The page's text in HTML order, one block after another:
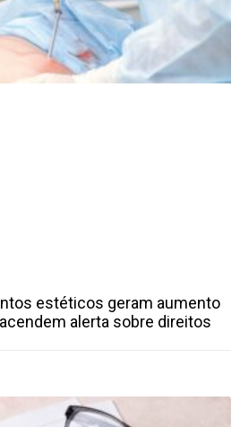
estéticos geram aumento
alerta sobre direitos